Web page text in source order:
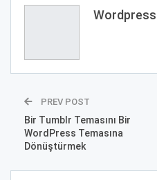
Wordpress
PREV POST
Bir Tumblr Temasını Bir
WordPress Temasına
Dönüştürmek